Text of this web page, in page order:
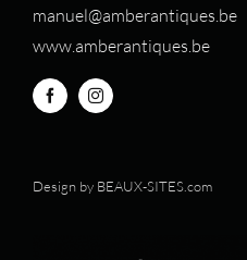
manuel@amberantiques.be
www.amberantiques.be
Design by BEAUX-SITES.com